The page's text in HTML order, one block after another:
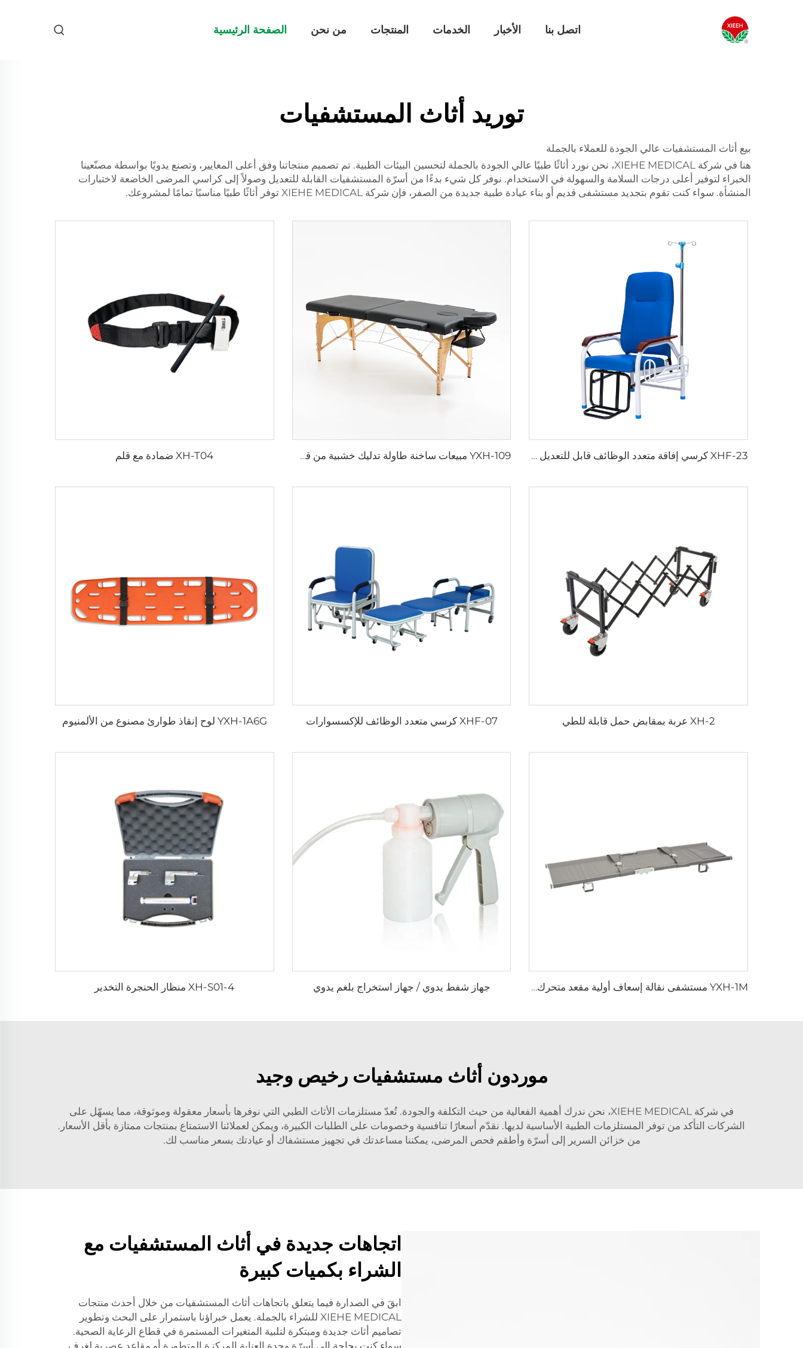
الصفحة الرئيسية من نحن المنتجات الخدمات الأخبار اتصل بنا
توريد أثاث المستشفيات
بيع أثاث المستشفيات عالي الجودة للعملاء بالجملة
هنا في شركة XIEHE MEDICAL، نحن نورد أثاثًا طبيًا عالي الجودة بالجملة لتحسين البيئات الطبية. تم تصميم منتجاتنا وفق أعلى المعايير، وتصنع يدويًا بواسطة مصنّعينا
الخبراء لتوفير أعلى درجات السلامة والسهولة في الاستخدام. نوفر كل شيء بدءًا من أسرّة المستشفيات القابلة للتعديل وصولاً إلى كراسي المرضى الخاضعة لاختبارات
المنشأة. سواء كنت تقوم بتجديد مستشفى قديم أو بناء عيادة طبية جديدة من الصفر، فإن شركة XIEHE MEDICAL توفر أثاثًا طبيًا مناسبًا تمامًا لمشروعك.
XHF-23 كرسي إفاقة متعدد الوظائف قابل للتعديل في الارتفاع YXH-109 مبيعات ساخنة طاولة تدليك خشبية من قسمين سرير تدليك محمول للعناية بالوجه XH-T04 ضمادة مع قلم
XH-2 عربة بمقابض حمل قابلة للطي XHF-07 كرسي متعدد الوظائف للإكسسوارات YXH-1A6G لوح إنقاذ طوارئ مصنوع من الألمنيوم
YXH-1M مستشفى نقالة إسعاف أولية مقعد متحرك من سبيكة الألمنيوم قابلة للطي جهاز شفط يدوي / جهاز استخراج بلغم يدوي XH-S01-4 منظار الحنجرة التخدير
موردون أثاث مستشفيات رخيص وجيد
في شركة XIEHE MEDICAL، نحن ندرك أهمية الفعالية من حيث التكلفة والجودة. تُعدّ مستلزمات الأثاث الطبي التي نوفرها بأسعار معقولة وموثوقة، مما يسهّل على
الشركات التأكد من توفر المستلزمات الطبية الأساسية لديها. نقدّم أسعارًا تنافسية وخصومات على الطلبات الكبيرة، ويمكن لعملائنا الاستمتاع بمنتجات ممتازة بأقل الأسعار.
من خزائن السرير إلى أسرّة وأطقم فحص المرضى، يمكننا مساعدتك في تجهيز مستشفاك أو عيادتك بسعر مناسب لك.
اتجاهات جديدة في أثاث المستشفيات مع
الشراء بكميات كبيرة
ابقَ في الصدارة فيما يتعلق باتجاهات أثاث المستشفيات من خلال أحدث منتجات
XIEHE MEDICAL للشراء بالجملة. يعمل خبراؤنا باستمرار على البحث وتطوير
تصاميم أثاث جديدة ومبتكرة لتلبية المتغيرات المستمرة في قطاع الرعاية الصحية.
سواء كنت بحاجة إلى أسرّة وحدة العناية المركزة المتطورة أو مقاعد عصرية لغرف